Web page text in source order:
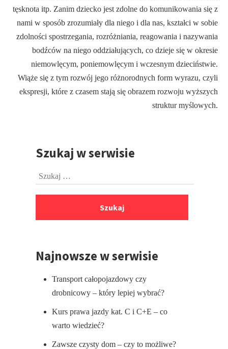
tęsknota itp. Zanim dziecko jest zdolne do komu­nikowania się z
nami w sposób zrozumiały dla niego i dla nas, kształci w sobie
zdolności spostrzegania, rozróżniania, reagowania i nazywania
bodźców na niego oddziałujących, co dzieje się w okresie
niemowlęcym, poniemowlęcym i wczesnym dzieciństwie.
Wiąże się z tym rozwój jego różnorodnych form wyrazu, czyli
ekspresji, które z czasem stają się obrazem rozwoju wyższych
struktur myślowych.
PrzejdźSzukaj w serwisie
Szukaj:
Najnowsze w serwisie
Transport całopojazdowy czy
drobnicowy – który lepiej wybrać?
Kurs prawa jazdy kat. C i C+E – co
warto wiedzieć?
Zawsze czysty dom – czy to możliwe?